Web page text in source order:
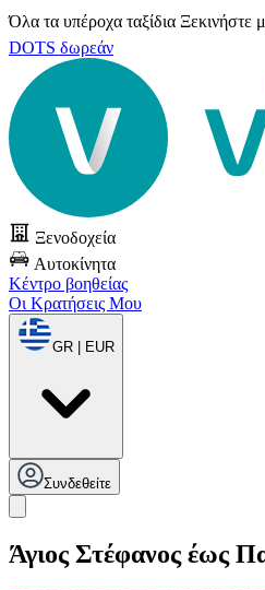
Όλα τα υπέροχα ταξίδια Ξεκινήστε
DOTS δωρεάν
Ξενοδοχεία
Αυτοκίνητα
Κέντρο βοηθείας
Οι Κρατήσεις Μου
GR | EUR
Συνδεθείτε
Άγιος Στέφανος έως